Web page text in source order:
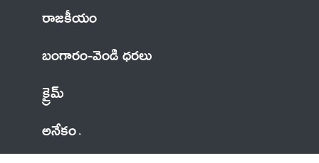
రాజకీయం
బంగారం-వెండి ధరలు
క్రైమ్
అనేకం